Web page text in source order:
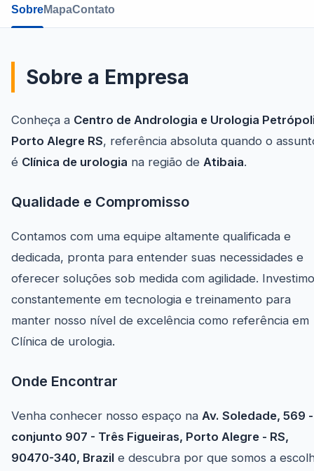
SobreMapaContato
Sobre a Empresa
Conheça a Centro de Andrologia e Urologia
Porto Alegre RS, referência absoluta quando o
é Clínica de urologia na região de Atibaia.
Qualidade e Compromisso
Contamos com uma equipe altamente qualificada e
dedicada, pronta para entender suas necessidades e
oferecer soluções sob medida com agilidade.
constantemente em tecnologia e treinamento para
manter nosso nível de excelência como referência em
Clínica de urologia.
Onde Encontrar
Venha conhecer nosso espaço na Av. Soledade, 569 -
conjunto 907 - Três Figueiras, Porto Alegre - RS,
90470-340, Brazil e descubra por que somos a